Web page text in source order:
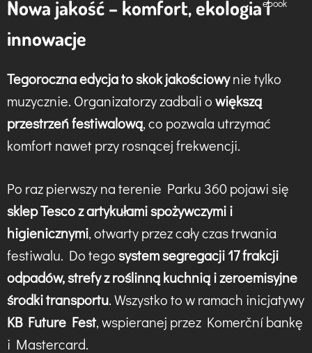
Nowa jakość – komfort, ekologia i
innowacje
Tegoroczna edycja to skok jakościowynie tylko
muzycznie. Organizatorzy zadbali owiększą
przestrzeń festiwalową, co pozwala utrzymać
komfort nawet przy rosnącej frekwencji.
Po raz pierwszy na terenie Parku 360 pojawi się
sklep Tesco z artykułami spożywczymi i
higienicznymi, otwarty przez cały czas trwania
festiwalu. Do tegosystem segregacji 17 frakcji
odpadów, strefy z roślinną kuchnią i zeroemisyjne
środki transportu. Wszystko to w ramach inicjatywy
KB Future Fest, wspieranej przez Komerční bankę
i Mastercard.